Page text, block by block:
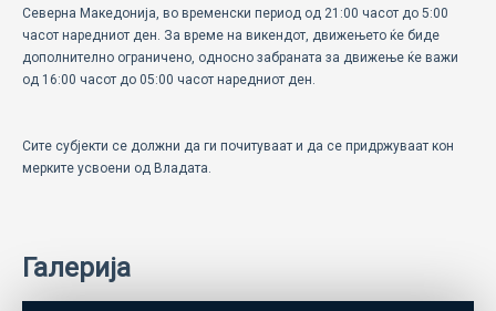
Северна Македонија, во временски период од 21:00 часот до 5:00
часот наредниот ден. За време на викендот, движењето ќе биде
дополнително ограничено, односно забраната за движење ќе важи
од 16:00 часот до 05:00 часот наредниот ден.
Сите субјекти се должни да ги почитуваат и да се придржуваат кон
мерките усвоени од Владата.
Галерија